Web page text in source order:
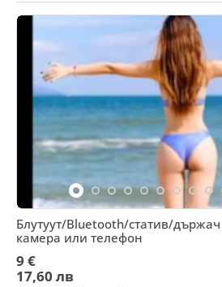
Блутуут/Bluetooth/статив/
камера или телефон
9 €
17,60 лв